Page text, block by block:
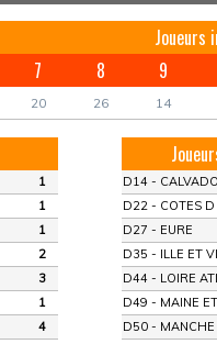
Joueurs
7 8 9
20 26 14
1
1
1
2
3
1
4
D14 -
D22 - COTES
D27 - EURE
D35 - ILLE ET
D44 - LOIRE
D49 - MAINE
D50 - MANCHE